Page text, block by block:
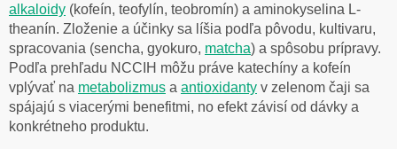
alkaloidy (kofeín, teofylín, teobromín) a aminokyselina L-
theanín. Zloženie a účinky sa líšia podľa pôvodu, kultivaru,
spracovania (sencha, gyokuro, matcha) a spôsobu prípravy.
Podľa prehľadu NCCIH môžu práve katechíny a kofeín
vplývať na metabolizmus a antioxidanty v zelenom čaji sa
spájajú s viacerými benefitmi, no efekt závisí od dávky a
konkrétneho produktu.